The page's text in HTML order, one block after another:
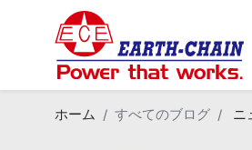
ホーム すべてのブログ ニ